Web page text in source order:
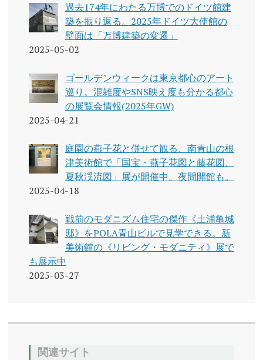
過去174年にわたる万博でのドイツ館建
築を振り返る。2025年ドイツ大使館の
壁面は「万博建築の変遷」
2025-05-02
ゴールデンウィークは東京都心のアート
巡り。混雑度やSNS映え度も分かる都心
の展覧会情報(2025年GW)
2025-04-21
庭園の燕子花と併せて観る、南青山の根
津美術館で「国宝・燕子花図と藤花図、
夏秋渓流図」展が開催中。夜間開館も。
2025-04-18
戦前のモダニズム住宅の傑作《土浦亀城
邸》をPOLA青山ビルで見学できる。新
美術館の《リビング・モダニティ》展で
も展示中
2025-03-27
関連サイト